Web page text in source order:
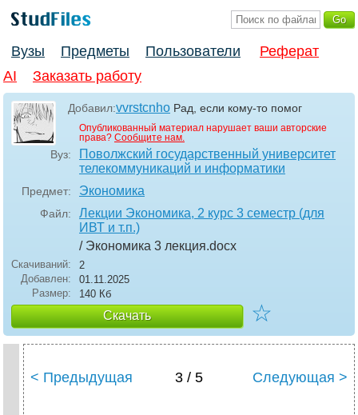
Вузы Предметы Пользователи
Реферат
AI
Заказать работу
Добавил:vvrstcnho Рад, если кому-то помог
Опубликованный материал нарушает ваши авторские
права? Сообщите нам.
Вуз:
Поволжский государственный университет
телекоммуникаций и информатики
Предмет: Экономика
Файл:
Лекции Экономика, 2 курс 3 семестр (для
ИВТ и т.п.)
/ Экономика 3 лекция.docx
Скачиваний:
2
Добавлен:
01.11.2025
Размер:
140 Кб
Скачать ☆
< Предыдущая 3 / 5 Следующая >